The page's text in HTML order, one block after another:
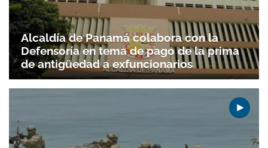
Alcaldía de Panamá colabora con la
Defensoría en tema de pago de la prima
de antigüedad a exfuncionarios